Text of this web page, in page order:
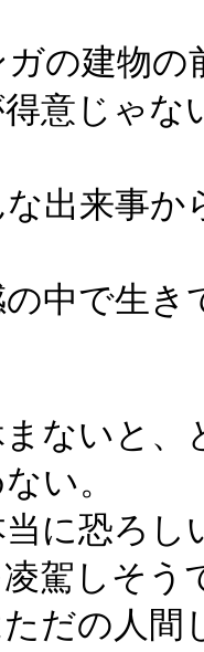
の建物の
意じゃ
出来事
中で生
まないと
い。
に恐ろし
駕しそう
ただの人